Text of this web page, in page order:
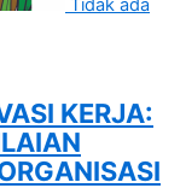
Tidak ada
KERJA: